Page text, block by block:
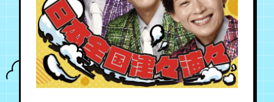
チケット
TICKET
お知らせ
FC NEWS
ムービー
MOVIE